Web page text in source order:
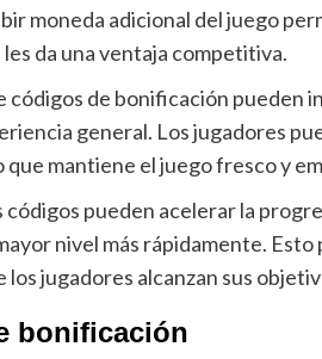
moneda adicional del juego
da una ventaja competitiva.
códigos de bonificación pueden
general. Los jugadores
mantiene el juego fresco y
pueden acelerar la
nivel más rápidamente. Esto
jugadores alcanzan sus
bonificación